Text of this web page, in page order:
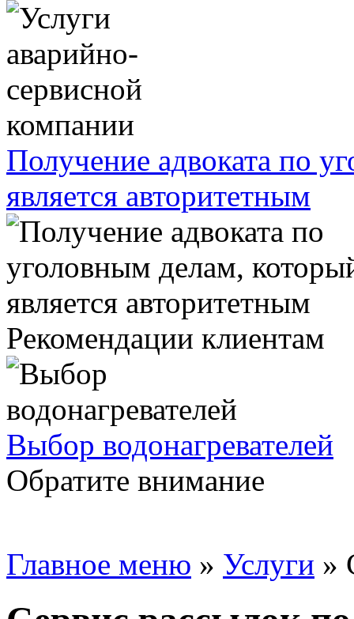
Получение адвоката по
является авторитетным
Рекомендации клиентам
Выбор водонагревателей
Обратите внимание
Главное меню » Услуги »